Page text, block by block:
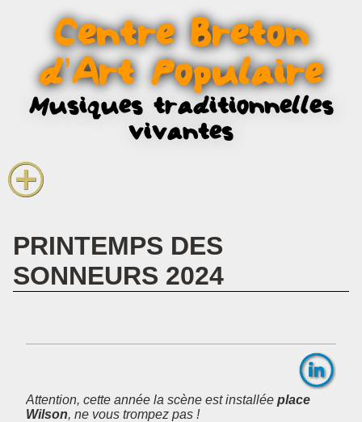
Centre Breton
d’Art Populaire
Musiques traditionnelles
vivantes
Infos pratiques
PRINTEMPS DES
SONNEURS 2024
Attention, cette année la scène est installée place
Wilson, ne vous trompez pas !